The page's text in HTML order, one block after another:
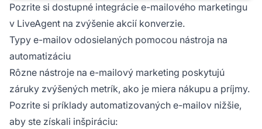
Pozrite si dostupné integrácie e-mailového marketingu
v LiveAgent na zvýšenie akcií konverzie.
Typy e-mailov odosielaných pomocou nástroja na
automatizáciu
Rôzne nástroje na e-mailový marketing poskytujú
záruky zvýšených metrík, ako je miera nákupu a príjmy.
Pozrite si príklady automatizovaných e-mailov nižšie,
aby ste získali inšpiráciu: